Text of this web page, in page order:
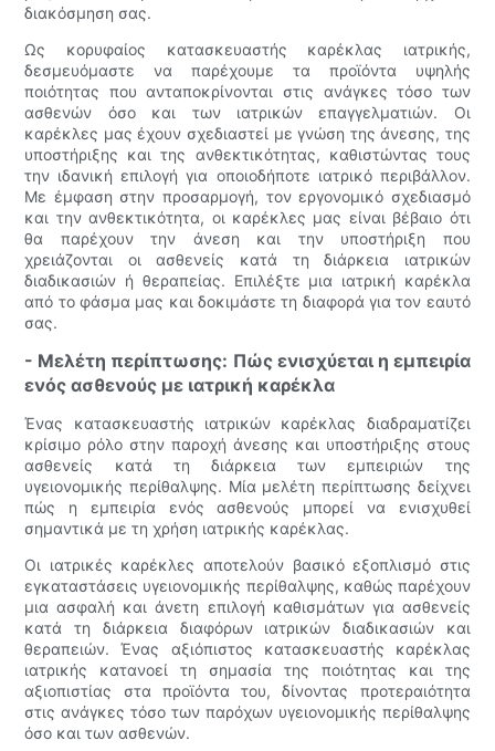
διακόσμηση σας.
Ως κορυφαίος κατασκευαστής καρέκλας ιατρικής,
δεσμευόμαστε να παρέχουμε τα προϊόντα υψηλής
ποιότητας που ανταποκρίνονται στις ανάγκες τόσο των
ασθενών όσο και των ιατρικών επαγγελματιών. Οι
καρέκλες μας έχουν σχεδιαστεί με γνώση της άνεσης, της
υποστήριξης και της ανθεκτικότητας, καθιστώντας τους
την ιδανική επιλογή για οποιοδήποτε ιατρικό περιβάλλον.
Με έμφαση στην προσαρμογή, τον εργονομικό σχεδιασμό
και την ανθεκτικότητα, οι καρέκλες μας είναι βέβαιο ότι
θα παρέχουν την άνεση και την υποστήριξη που
χρειάζονται οι ασθενείς κατά τη διάρκεια ιατρικών
διαδικασιών ή θεραπείας. Επιλέξτε μια ιατρική καρέκλα
από το φάσμα μας και δοκιμάστε τη διαφορά για τον εαυτό
σας.
- Μελέτη περίπτωσης: Πώς ενισχύεται η εμπειρία
ενός ασθενούς με ιατρική καρέκλα
Ένας κατασκευαστής ιατρικών καρέκλας διαδραματίζει
κρίσιμο ρόλο στην παροχή άνεσης και υποστήριξης στους
ασθενείς κατά τη διάρκεια των εμπειριών της
υγειονομικής περίθαλψης. Μία μελέτη περίπτωσης δείχνει
πώς η εμπειρία ενός ασθενούς μπορεί να ενισχυθεί
σημαντικά με τη χρήση ιατρικής καρέκλας.
Οι ιατρικές καρέκλες αποτελούν βασικό εξοπλισμό στις
εγκαταστάσεις υγειονομικής περίθαλψης, καθώς παρέχουν
μια ασφαλή και άνετη επιλογή καθισμάτων για ασθενείς
κατά τη διάρκεια διαφόρων ιατρικών διαδικασιών και
θεραπειών. Ένας αξιόπιστος κατασκευαστής καρέκλας
ιατρικής κατανοεί τη σημασία της ποιότητας και της
αξιοπιστίας στα προϊόντα του, δίνοντας προτεραιότητα
στις ανάγκες τόσο των παρόχων υγειονομικής περίθαλψης
όσο και των ασθενών.